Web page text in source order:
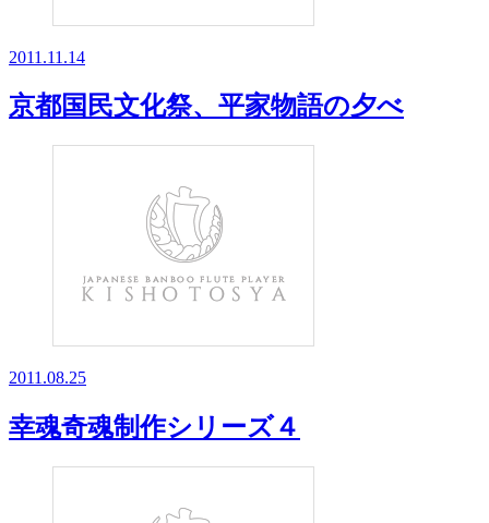
2011.11.14
京都国民文化祭、平家物語の夕べ
2011.08.25
幸魂奇魂制作シリーズ４